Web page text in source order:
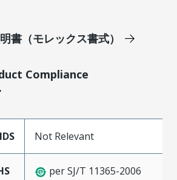
書（モレックス書式）
Compliance
Not Relevant
per SJ/T 11365-2006